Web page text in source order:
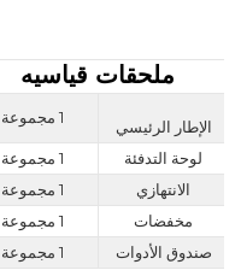
ملحقات قياسيه
الإطار الرئيسي 1 مجموعة
لوحة التدفئة
1 مجموعة
الانتهازي
1 مجموعة
مخفضات
1 مجموعة
صندوق الأدوات
1 مجموعة